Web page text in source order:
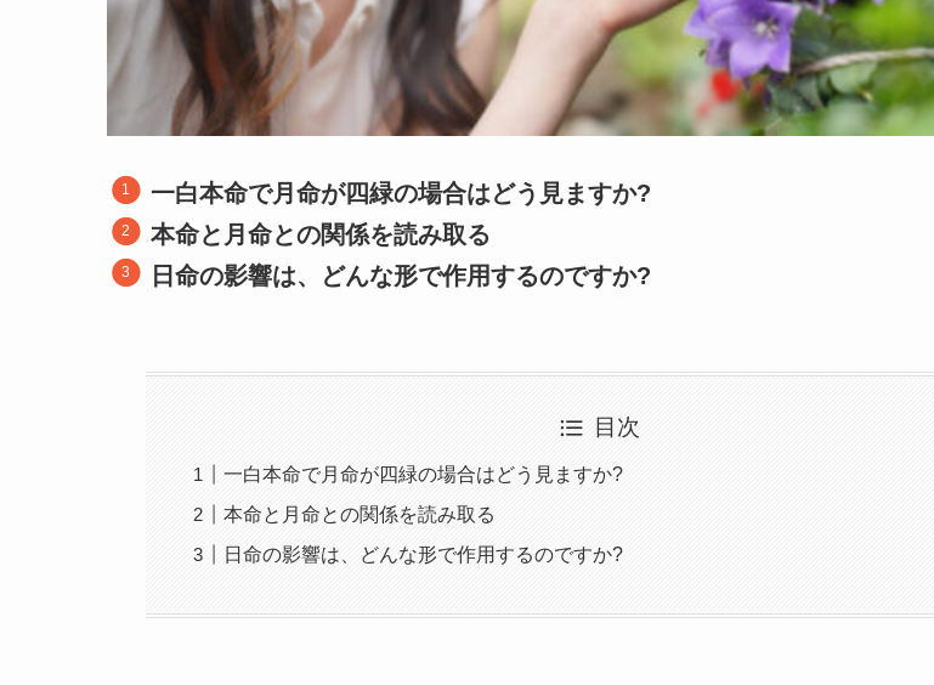
一白本命で月命が四緑の場合はどう見ますか?
本命と月命との関係を読み取る
日命の影響は、どんな形で作用するのですか?
目次
一白本命で月命が四緑の場合はどう見ますか?
本命と月命との関係を読み取る
日命の影響は、どんな形で作用するのですか?